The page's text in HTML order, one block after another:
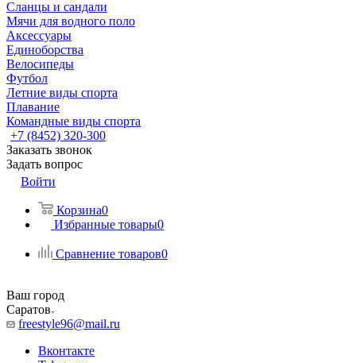
Сланцы и сандали
Мячи для водного поло
Аксессуары
Единоборства
Велосипеды
Футбол
Летние виды спорта
Плавание
Командные виды спорта
+7 (8452) 320-300
Заказать звонок
Задать вопрос
Войти
Корзина0
Избранные товары0
Сравнение товаров0
Ваш город
Саратов
freestyle96@mail.ru
Вконтакте